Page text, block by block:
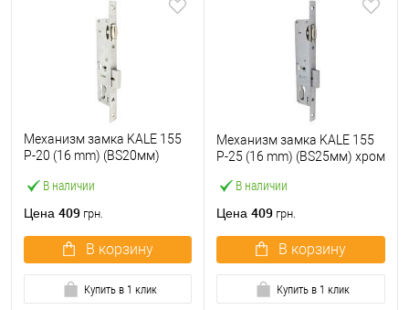
В наличии
Механизм замка KALE 155
P-20 (16 mm) (BS20мм)
Цена 409 грн.
В корзину
Купить в 1 клик
В наличии
Механизм замка KALE 155
P-25 (16 mm) (BS25мм) хром
Цена 409 грн.
В корзину
Купить в 1 клик